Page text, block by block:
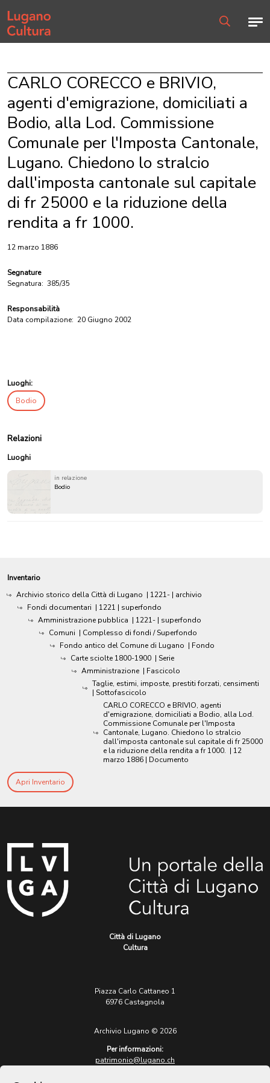
Home page
CARLO CORECCO e BRIVIO,
agenti d'emigrazione, domiciliati a
Bodio, alla Lod. Commissione
Comunale per l'Imposta Cantonale,
Lugano. Chiedono lo stralcio
dall'imposta cantonale sul capitale
di fr 25000 e la riduzione della
rendita a fr 1000.
12 marzo 1886
Segnature
Segnatura: 385/35
Responsabilità
Data compilazione: 20 Giugno 2002
Luoghi:
Bodio
Relazioni
Luoghi
in relazione
Bodio
Inventario
Archivio storico della Città di Lugano | 1221- | archivio
Fondi documentari | 1221 | superfondo
Amministrazione pubblica | 1221- | superfondo
Comuni | Complesso di fondi / Superfondo
Fondo antico del Comune di Lugano | Fondo
Carte sciolte 1800-1900 | Serie
Amministrazione | Fascicolo
Taglie, estimi, imposte, prestiti forzati, censimenti
| Sottofascicolo
CARLO CORECCO e BRIVIO, agenti
d'emigrazione, domiciliati a Bodio, alla Lod.
Commissione Comunale per l'Imposta
Cantonale, Lugano. Chiedono lo stralcio
dall'imposta cantonale sul capitale di fr 25000
e la riduzione della rendita a fr 1000. | 12
marzo 1886 | Documento
Apri Inventario
Città di Lugano
Cultura
Piazza Carlo Cattaneo 1
6976 Castagnola
Archivio Lugano © 2026
Per informazioni:
patrimonio@lugano.ch